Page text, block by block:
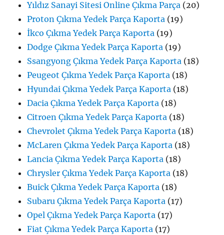
Yıldız Sanayi Sitesi Online Çıkma Parça (20)
Proton Çıkma Yedek Parça Kaporta (19)
İkco Çıkma Yedek Parça Kaporta (19)
Dodge Çıkma Yedek Parça Kaporta (19)
Ssangyong Çıkma Yedek Parça Kaporta (18)
Peugeot Çıkma Yedek Parça Kaporta (18)
Hyundai Çıkma Yedek Parça Kaporta (18)
Dacia Çıkma Yedek Parça Kaporta (18)
Citroen Çıkma Yedek Parça Kaporta (18)
Chevrolet Çıkma Yedek Parça Kaporta (18)
McLaren Çıkma Yedek Parça Kaporta (18)
Lancia Çıkma Yedek Parça Kaporta (18)
Chrysler Çıkma Yedek Parça Kaporta (18)
Buick Çıkma Yedek Parça Kaporta (18)
Subaru Çıkma Yedek Parça Kaporta (17)
Opel Çıkma Yedek Parça Kaporta (17)
Fiat Çıkma Yedek Parça Kaporta (17)